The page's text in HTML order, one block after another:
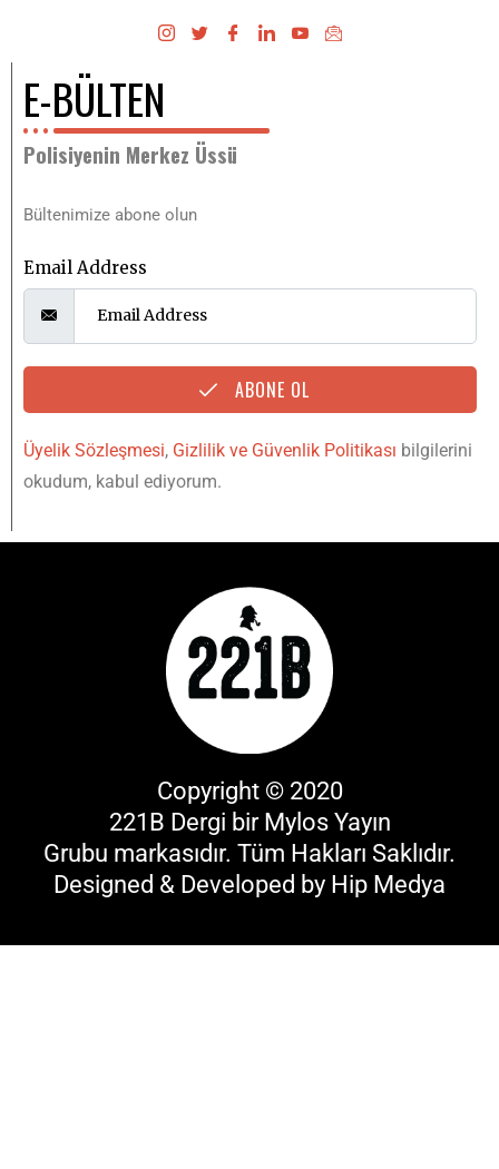
E-BÜLTEN
Polisiyenin Merkez Üssü
Bültenimize abone olun
Email Address
ABONE OL
Üyelik Sözleşmesi, Gizlilik ve Güvenlik Politikası bilgilerini
okudum, kabul ediyorum.
Copyright © 2020
221B Dergi bir Mylos Yayın
Grubu markasıdır. Tüm Hakları Saklıdır.
Designed & Developed by Hip Medya